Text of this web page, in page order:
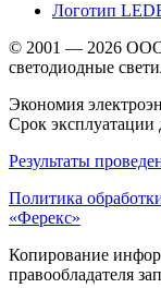
Логотип
© 2001 — 2026 ООО
светодиодные
Экономия
Срок эксплуатации
Результаты
Политика
«Ферекс»
Копирование
правообладателя